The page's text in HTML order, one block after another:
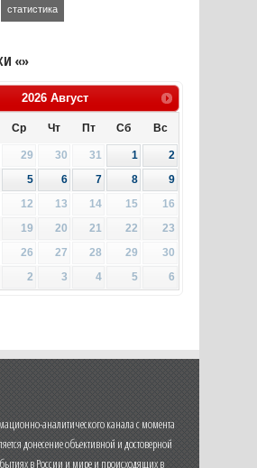
статистика
«»
2026 Август
Ср Чт Пт Сб Вс
29 30 31 1
2
5 6 7 8
9
12 13 14 15
16
19 20 21 22
23
26 27 28 29
30
2 3 4 5 6
аналитического канала с момента
донесение объективной и достоверной
в России и мире и происходящих в